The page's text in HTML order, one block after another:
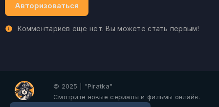
Авторизоваться
Комментариев еще нет. Вы можете стать первым!
© 2025 | "Piratka"
Смотрите новые сериалы и фильмы онлайн.